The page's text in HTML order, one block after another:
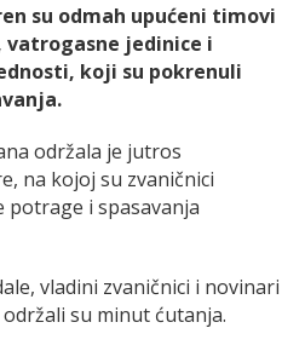
su odmah upućeni timovi
vatrogasne jedinice i
koji su pokrenuli
održala je jutros
na kojoj su zvaničnici
potrage i spasavanja
vladini zvaničnici i novinari
su minut ćutanja.